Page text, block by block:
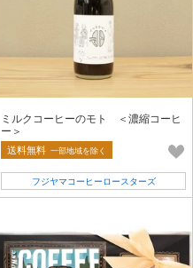
ミルクコーヒーのモト ＜濃縮コーヒ
ー＞
送料無料 一部地域を除く
フジヤマコーヒーロースターズ